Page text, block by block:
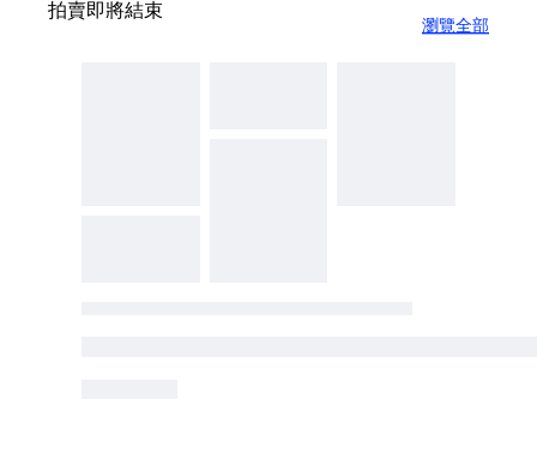
拍賣即將結束
瀏覽全部